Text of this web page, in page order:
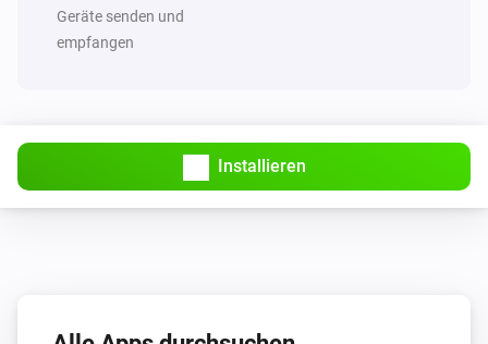
Blinds
Einschalten
Ein- oder ausschalten
Geräte senden und
empfangen
Installieren